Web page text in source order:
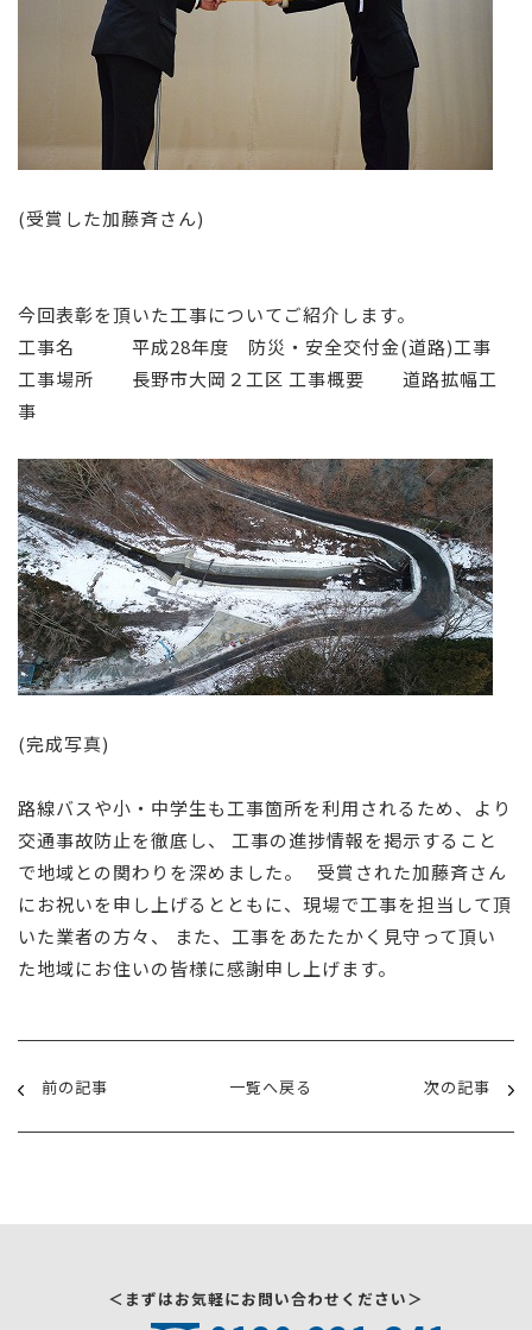
(受賞した加藤斉さん)
今回表彰を頂いた工事についてご紹介します。
工事名 平成28年度 防災・安全交付金(道路)工事
工事場所 長野市大岡２工区 工事概要 道路拡幅工
事
(完成写真)
路線バスや小・中学生も工事箇所を利用されるため、より
交通事故防止を徹底し、 工事の進捗情報を掲示すること
で地域との関わりを深めました。 受賞された加藤斉さん
にお祝いを申し上げるとともに、現場で工事を担当して頂
いた業者の方々、 また、工事をあたたかく見守って頂い
た地域にお住いの皆様に感謝申し上げます。
前の記事 一覧へ戻る 次の記事
＜まずはお気軽にお問い合わせください＞